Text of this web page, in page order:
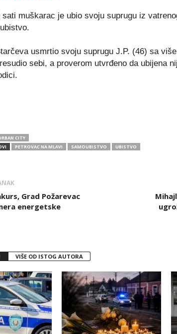
sati muškarac je ubio svoju suprugu iz
usmrtio svoju suprugu J.P. (46) sa
sebi, a proverom utvrđeno da ubijena
CITY
PETROVAC NA MLAVI SAMOUBISTVO UBISTVO
Grad Požarevac
energetske
VIŠE OD ISTOG AUTORA